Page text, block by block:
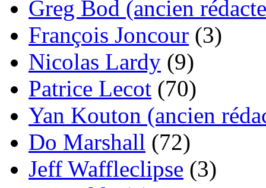
Greg Bod (ancien
François Joncour (3)
Nicolas Lardy (9)
Patrice Lecot (70)
Yan Kouton (ancien
Do Marshall (72)
Jeff Waffleclipse (3)